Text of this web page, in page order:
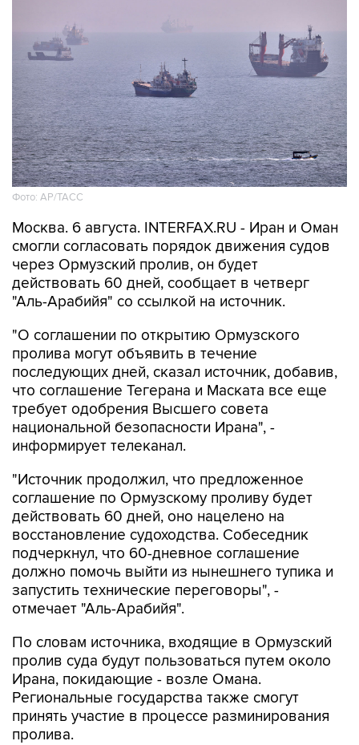
Фото: AP/ТАСС
Москва. 6 августа. INTERFAX.RU - Иран и Оман
смогли согласовать порядок движения судов
через Ормузский пролив, он будет
действовать 60 дней, сообщает в четверг
"Аль-Арабийя" со ссылкой на источник.
"О соглашении по открытию Ормузского
пролива могут объявить в течение
последующих дней, сказал источник, добавив,
что соглашение Тегерана и Маската все еще
требует одобрения Высшего совета
национальной безопасности Ирана", -
информирует телеканал.
"Источник продолжил, что предложенное
соглашение по Ормузскому проливу будет
действовать 60 дней, оно нацелено на
восстановление судоходства. Собеседник
подчеркнул, что 60-дневное соглашение
должно помочь выйти из нынешнего тупика и
запустить технические переговоры", -
отмечает "Аль-Арабийя".
По словам источника, входящие в Ормузский
пролив суда будут пользоваться путем около
Ирана, покидающие - возле Омана.
Региональные государства также смогут
принять участие в процессе разминирования
пролива.